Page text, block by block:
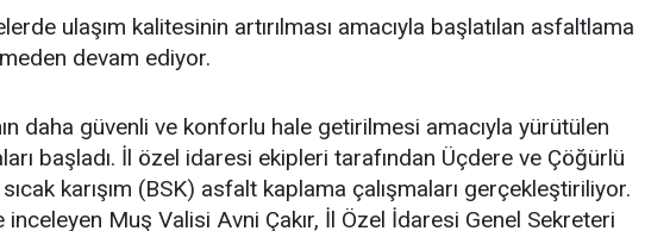
ulaşım kalitesinin artırılması amacıyla başlatılan asfaltlama
devam ediyor.
daha güvenli ve konforlu hale getirilmesi amacıyla yürütülen
başladı. İl özel idaresi ekipleri tarafından Üçdere ve Çöğürlü
karışım (BSK) asfalt kaplama çalışmaları gerçekleştiriliyor.
inceleyen Muş Valisi Avni Çakır, İl Özel İdaresi Genel Sekreteri